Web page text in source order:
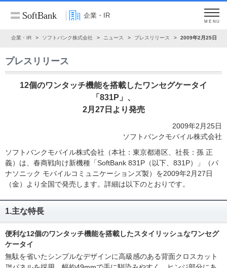
企業・IR
MENU
企業・IR ソフトバンク株式会社 ニュース プレスリリース 2009年2月25日
プレスリリース
12個のワンタッチ機能を搭載したワンセグケータイ
「831P」、
2月27日より発売
2009年2月25日
ソフトバンクモバイル株式会社
ソフトバンクモバイル株式会社（本社：東京都港区、社長：孫 正
義）は、春商戦向け新機種「SoftBank 831P（以下、831P）」（パ
ナソニック モバイルコミュニケーションズ製）を2009年2月27日
（金）より全国で発売します。詳細は以下のとおりです。
1.主な特長
便利な12個のワンタッチ機能を搭載したスタイリッシュなワンセグ
ケータイ
無駄を省いたシンプルなデザインに高級感のある背面クロスカット